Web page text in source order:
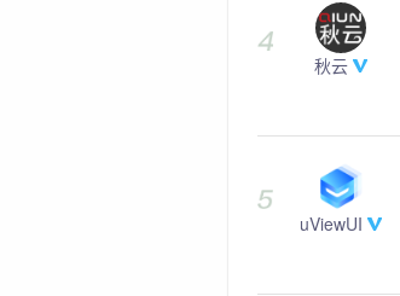
秋云
uViewUI